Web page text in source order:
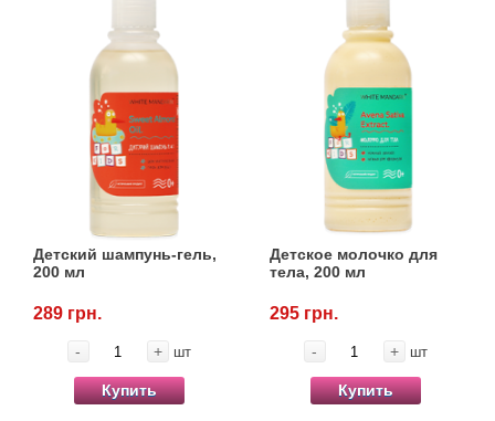
Детский шампунь-гель,
200 мл
289 грн.
- + шт
Купить
Детское молочко для
тела, 200 мл
295 грн.
- + шт
Купить